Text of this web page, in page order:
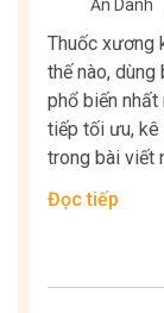
Ẩn Danh
Thuốc xương
thế nào, dùng
phổ biến
tiếp tối ưu,
trong bài viết
Đọc tiếp